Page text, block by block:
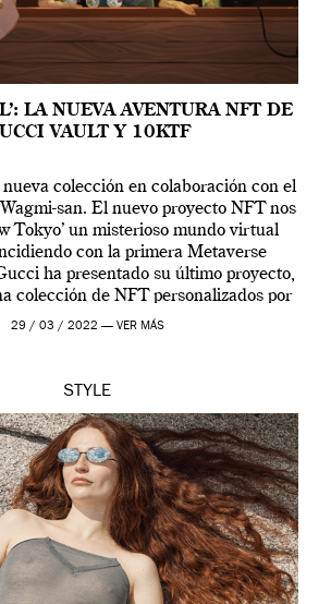
LA NUEVA AVENTURA NFT DE
VAULT Y 10KTF
colección en colaboración con el
san. El nuevo proyecto NFT nos
Tokyo’ un misterioso mundo virtual
con la primera Metaverse
ha presentado su último proyecto,
colección de NFT personalizados por
director creativo de la casa italiana
29 / 03 / 2022 — VER MÁS
STYLE